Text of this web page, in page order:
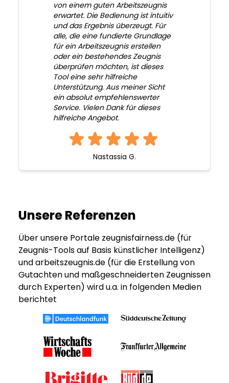
von einem guten Arbeitszeugnis
erwartet. Die Bedienung ist intuitiv
und das Ergebnis überzeugt. Für
alle, die eine fundierte Grundlage
für ein Arbeitszeugnis erstellen
oder ein bestehendes Zeugnis
überprüfen möchten, ist dieses
Tool eine sehr hilfreiche
Unterstützung. Aus meiner Sicht
ein absolut empfehlenswerter
Service. Vielen Dank für dieses
hilfreiche Angebot.
Nastassia G.
Unsere Referenzen
Über unsere Portale zeugnisfairness.de (für
Zeugnis-Tools auf Basis künstlicher Intelligenz)
und arbeitszeugnis.de (für die Erstellung von
Gutachten und maßgeschneiderten Zeugnissen
durch Experten) wird u.a. in folgenden Medien
berichtet